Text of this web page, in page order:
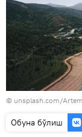
© unsplash.com/
Oбуна бўлиш